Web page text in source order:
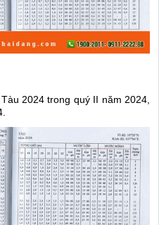
2024 trong quý II năm 2024,